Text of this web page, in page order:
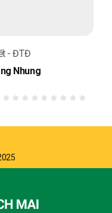
- ĐTĐ
Nhung